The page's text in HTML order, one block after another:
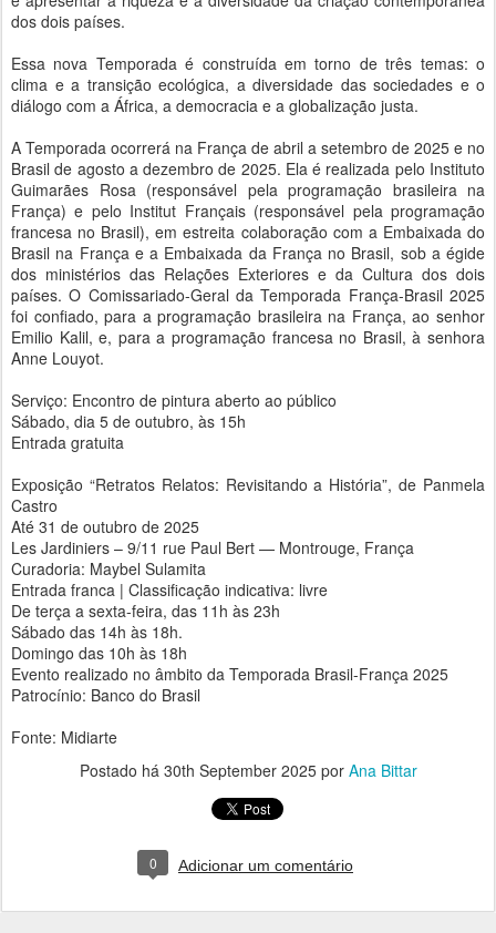
dos dois países.
Essa nova Temporada é construída em torno de três temas: o
clima e a transição ecológica, a diversidade das sociedades e o
diálogo com a África, a democracia e a globalização justa.
A Temporada ocorrerá na França de abril a setembro de 2025 e no
Brasil de agosto a dezembro de 2025. Ela é realizada pelo Instituto
Guimarães Rosa (responsável pela programação brasileira na
França) e pelo Institut Français (responsável pela programação
francesa no Brasil), em estreita colaboração com a Embaixada do
Brasil na França e a Embaixada da França no Brasil, sob a égide
dos ministérios das Relações Exteriores e da Cultura dos dois
países. O Comissariado-Geral da Temporada França-Brasil 2025
foi confiado, para a programação brasileira na França, ao senhor
Emilio Kalil, e, para a programação francesa no Brasil, à senhora
Anne Louyot.
Serviço: Encontro de pintura aberto ao público
Sábado, dia 5 de outubro, às 15h
Entrada gratuita
Exposição “Retratos Relatos: Revisitando a História”, de Panmela
Castro
Até 31 de outubro de 2025
Les Jardiniers – 9/11 rue Paul Bert — Montrouge, França
Curadoria: Maybel Sulamita
Entrada franca | Classificação indicativa: livre
De terça a sexta-feira, das 11h às 23h
Sábado das 14h às 18h.
Domingo das 10h às 18h
Evento realizado no âmbito da Temporada Brasil-França 2025
Patrocínio: Banco do Brasil
Fonte: Midiarte
Postado há 30th September 2025por Ana Bittar
0 Adicionar um comentário